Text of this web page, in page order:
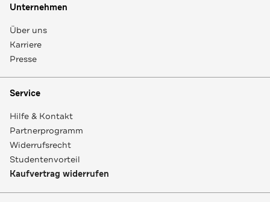
Unternehmen
Über uns
Karriere
Presse
Service
Hilfe & Kontakt
Partnerprogramm
Widerrufsrecht
Studentenvorteil
Kaufvertrag widerrufen